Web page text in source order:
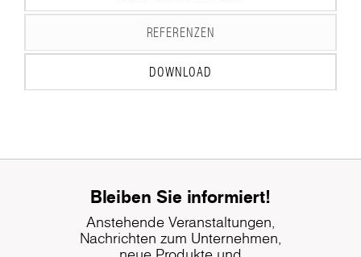
REFERENZEN
DOWNLOAD
Bleiben Sie informiert!
Anstehende Veranstaltungen,
Nachrichten zum Unternehmen,